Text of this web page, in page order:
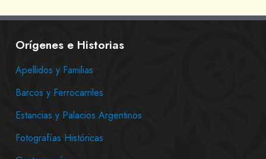
Orígenes e Historias
Apellidos y Familias
Barcos y Ferrocarriles
Estancias y Palacios Argentinos
Fotografías Históricas